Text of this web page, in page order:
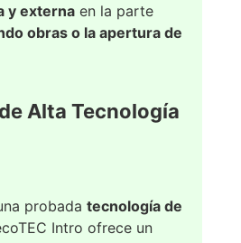
y externa en la parte
obras o la apertura de
Alta Tecnología
probadatecnología de
Intro ofrece un